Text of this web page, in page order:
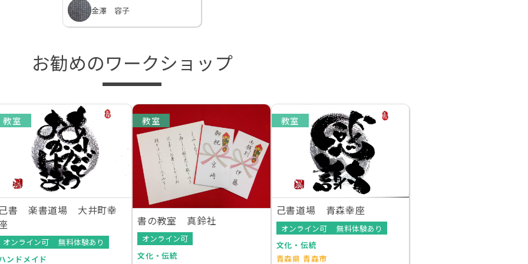
金澤 容子
お勧めのワークショップ
教室
書 楽書道場 大井町幸
オンライン可
無料体験あり
ンドメイド
教室
書の教室 真鈴社
オンライン可
文化・伝統
教室
己書道場 青森幸座
オンライン可
無料体験あり
文化・伝統
青森県 青森市